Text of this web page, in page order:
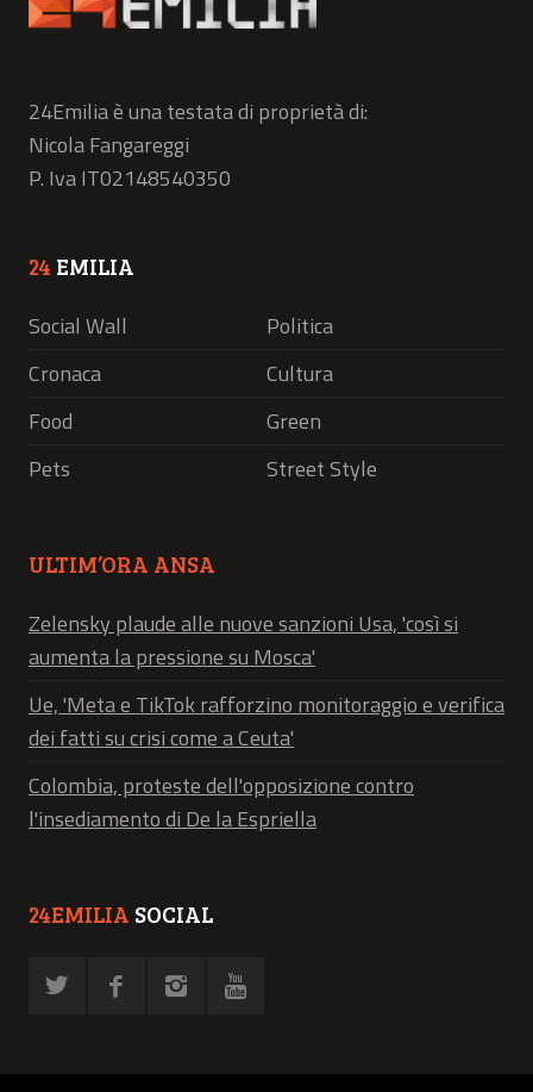
24Emilia è una testata di proprietà di:
Nicola Fangareggi
P. Iva IT02148540350
24 EMILIA
Social Wall
Politica
Cronaca
Cultura
Food
Green
Pets
Street Style
ULTIM’ORA ANSA
Zelensky plaude alle nuove sanzioni Usa, 'così si
aumenta la pressione su Mosca'
Ue, 'Meta e TikTok rafforzino monitoraggio e verifica
dei fatti su crisi come a Ceuta'
Colombia, proteste dell'opposizione contro
l'insediamento di De la Espriella
24EMILIA SOCIAL